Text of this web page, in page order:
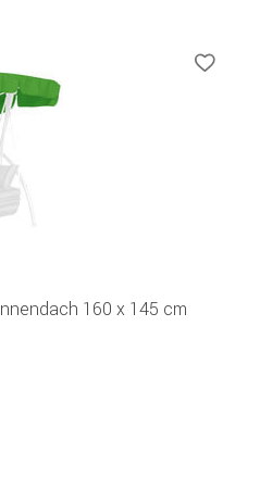
160 x 145 cm